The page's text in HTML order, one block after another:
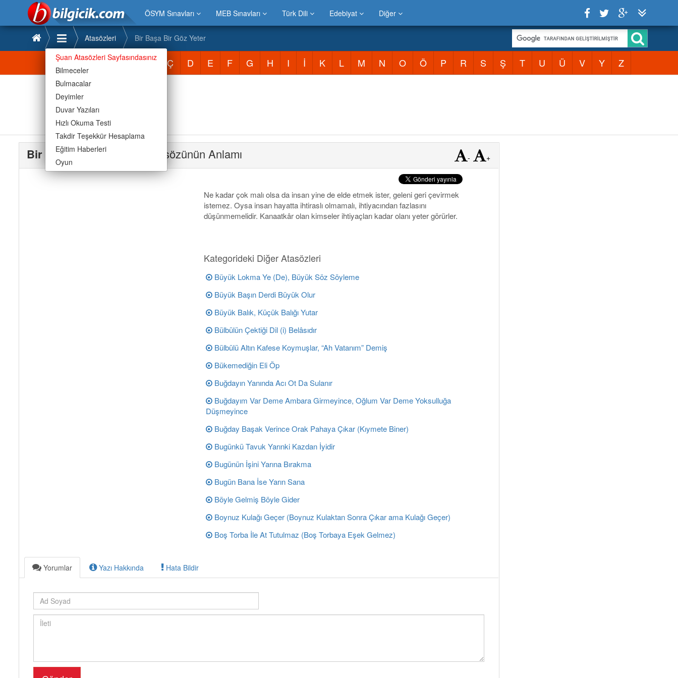
ÖSYM Sınavları MEB Sınavları Türk Dili Edebiyat Diğer
Şuan Atasözleri Sayfasındasınız
Bilmeceler
Bulmacalar
Deyimler
Duvar Yazıları
Hızlı Okuma Testi
Takdir Teşekkür Hesaplama
Eğitim Haberleri
Oyun
Atasözleri Bir Başa Bir Göz Yeter
Atasözleri A B C Ç D E F G H I İ K L M N O Ö P R S Ş T U Ü V Y Z
Bir Başa Bir Göz Yeter Atasözünün Anlamı - +
Ne kadar çok malı olsa da insan yine de elde etmek ister, geleni geri çevirmek
istemez. Oysa insan hayatta ihtiraslı olmamalı, ihtiyacından fazlasını
düşünmemelidir. Kanaatkâr olan kimseler ihtiyaçları kadar olanı yeter görürler.
Kategorideki Diğer Atasözleri
Büyük Lokma Ye (De), Büyük Söz Söyleme
Büyük Başın Derdi Büyük Olur
Büyük Balık, Küçük Balığı Yutar
Bülbülün Çektiği Dil (i) Belâsıdır
Bülbülü Altın Kafese Koymuşlar, “Ah Vatanım” Demiş
Bükemediğin Eli Öp
Buğdayın Yanında Acı Ot Da Sulanır
Buğdayım Var Deme Ambara Girmeyince, Oğlum Var Deme Yoksulluğa
Düşmeyince
Buğday Başak Verince Orak Pahaya Çıkar (Kıymete Biner)
Bugünkü Tavuk Yarınki Kazdan İyidir
Bugünün İşini Yarına Bırakma
Bugün Bana İse Yarın Sana
Böyle Gelmiş Böyle Gider
Boynuz Kulağı Geçer (Boynuz Kulaktan Sonra Çıkar ama Kulağı Geçer)
Boş Torba İle At Tutulmaz (Boş Torbaya Eşek Gelmez)
Yorumlar Yazı Hakkında Hata Bildir